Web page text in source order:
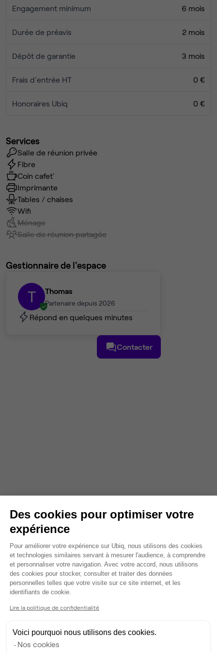
Engagement minimum 6 mois
Durée de préavis 2 mois
Dépôt de garantie 3 mois
Frais d'entrée HT 0 €
Honoraires Ubiq 0 €
Services
Salle de réunion privée
Fibre
Coin cafet'
Imprimante
Tables / chaises
Wifi
Ménage
Salle de réunion partagée
Gestionnaire de l'espace
T Thomas
Partenaire depuis 2026
Répond en quelques minutes
Contacter
Des cookies pour optimiser votre
expérience
Plateforme de Gestion du
Pour améliorer votre expérience sur Ubiq, nous utilisons des cookies
et technologies similaires servant à mesurer l'audience, à comprendre
et personnaliser votre navigation. Avec votre accord, nous utilisons
des cookies pour stocker, consulter et traiter des données
personnelles telles que votre visite sur ce site internet, et les
identifiants de cookie.
Lire la politique de confidentialité
Voici pourquoi nous utilisons des cookies.
Nos cookies